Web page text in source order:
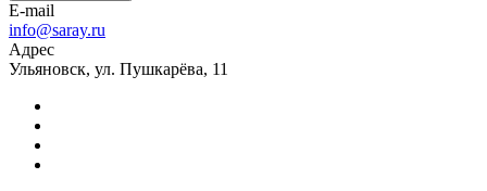
E-mail
info@saray.ru
Адрес
Ульяновск, ул. Пушкарёва, 11